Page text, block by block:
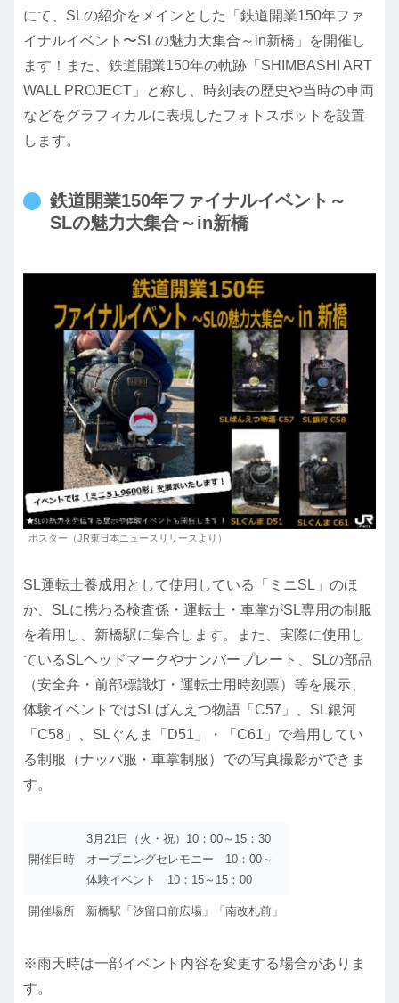
にて、SLの紹介をメインとした「鉄道開業150年ファ
イナルイベント〜SLの魅力大集合～in新橋」を開催し
ます！また、鉄道開業150年の軌跡「SHIMBASHI ART
WALL PROJECT」と称し、時刻表の歴史や当時の車両
などをグラフィカルに表現したフォトスポットを設置
します。
鉄道開業150年ファイナルイベント～
SLの魅力大集合～in新橋
ポスター（JR東日本ニュースリリースより）
SL運転士養成用として使用している「ミニSL」のほ
か、SLに携わる検査係・運転士・車掌がSL専用の制服
を着用し、新橋駅に集合します。また、実際に使用し
ているSLヘッドマークやナンバープレート、SLの部品
（安全弁・前部標識灯・運転士用時刻票）等を展示、
体験イベントではSLばんえつ物語「C57」、SL銀河
「C58」、SLぐんま「D51」・「C61」で着用してい
る制服（ナッパ服・車掌制服）での写真撮影ができま
す。
開催日時
3月21日（火・祝）10：00～15：30
オープニングセレモニー 10：00～
体験イベント 10：15～15：00
開催場所 新橋駅「汐留口前広場」「南改札前」
※雨天時は一部イベント内容を変更する場合がありま
す。